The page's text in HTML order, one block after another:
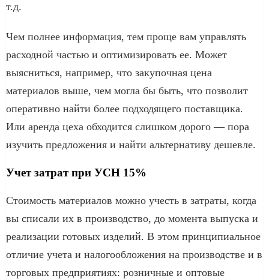
т.д.
Чем полнее информация, тем проще вам управлять
расходной частью и оптимизировать ее. Может
выясниться, например, что закупочная цена
материалов выше, чем могла бы быть, что позволит
оперативно найти более подходящего поставщика.
Или аренда цеха обходится слишком дорого — пора
изучить предложения и найти альтернативу дешевле.
Учет затрат при УСН 15%
Стоимость материалов можно учесть в затраты, когда
вы списали их в производство, до момента выпуска и
реализации готовых изделий. В этом принципиальное
отличие учета и налогообложения на производстве и в
торговых предприятиях: розничные и оптовые